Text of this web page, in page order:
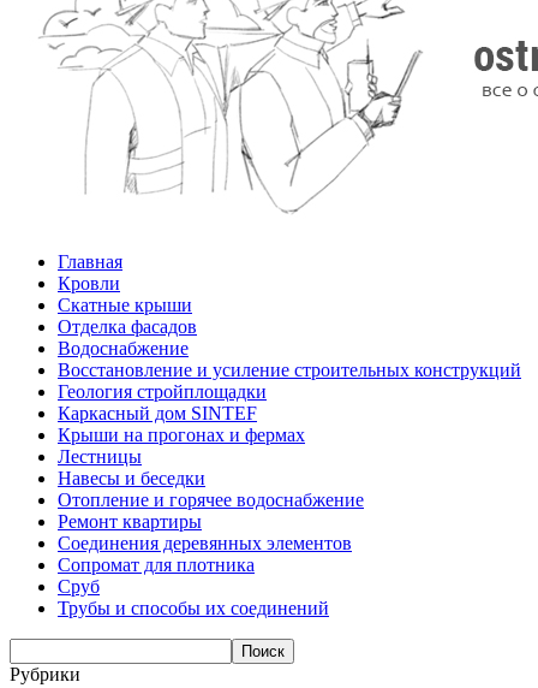
Главная
Кровли
Скатные крыши
Отделка фасадов
Водоснабжение
Восстановление и усиление строительных конструкций
Геология стройплощадки
Каркасный дом SINTEF
Крыши на прогонах и фермах
Лестницы
Навесы и беседки
Отопление и горячее водоснабжение
Ремонт квартиры
Соединения деревянных элементов
Сопромат для плотника
Сруб
Трубы и способы их соединений
Рубрики